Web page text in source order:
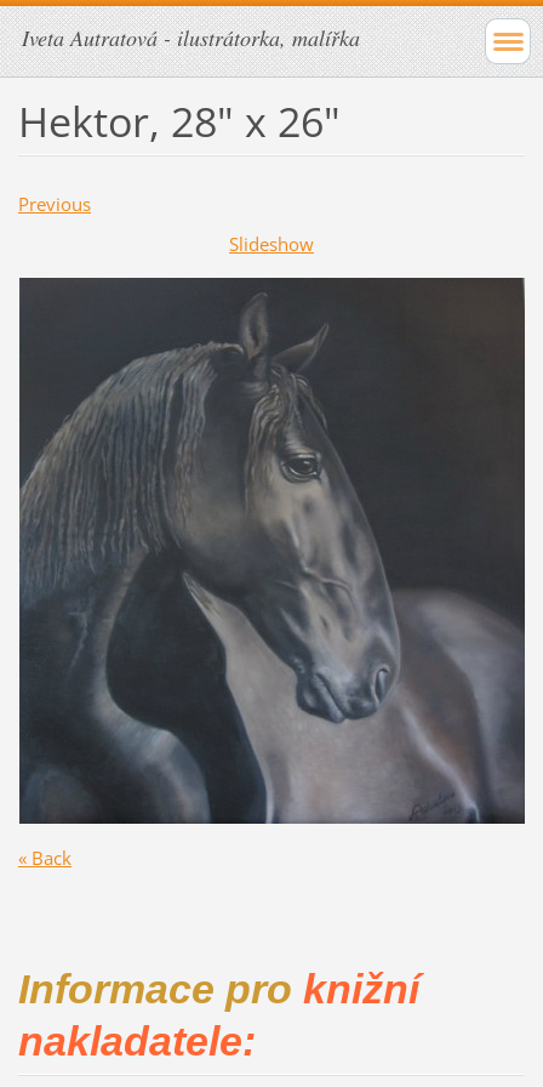
Iveta Autratová - ilustrátorka, malířka
Hektor, 28" x 26"
Previous
Slideshow
« Back
Informace pro knižní
nakladatele: